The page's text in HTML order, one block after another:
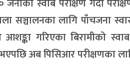
जनाको स्वाब परीक्षण गर्दा
सञ्चालनका लागि पाँचजना
गरिएका बिरामीको
अब पिसिआर परीक्षणका